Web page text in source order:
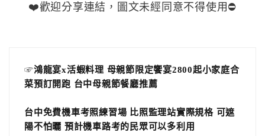
❤️歡迎分享連結，圖文未經同意不得使用⛔️
☞鴻龍宴x活蝦料理 母親節限定饗宴2800起小家庭合
菜預訂開跑 台中母親節餐廳推薦
台中免費機車考照練習場 比照監理站實際規格 可遮
陽不怕曬 預計機車路考的民眾可以多利用